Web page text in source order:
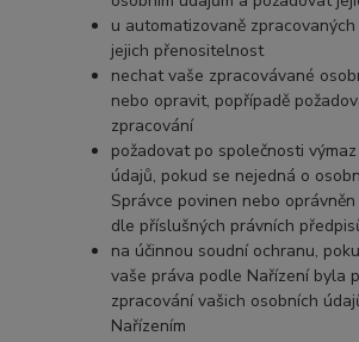
u automatizovaně
jejich přenositelnost
nechat vaše zpracovávané
nebo opravit, popřípadě
zpracování
požadovat po společnosti
údajů, pokud se nejedná o
Správce povinen nebo
dle příslušných právních
na účinnou soudní ochranu,
vaše práva podle Nařízení byla
zpracování vašich osobních
Nařízením